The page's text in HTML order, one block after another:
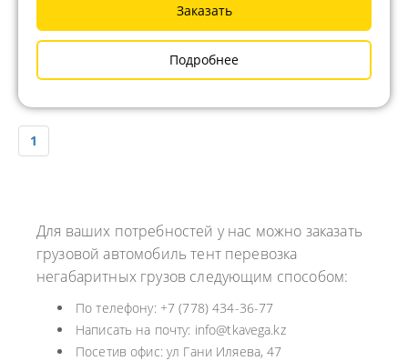
Заказать
Подробнее
1
Для ваших потребностей у нас можно заказать
грузовой автомобиль тент перевозка
негабаритных грузов следующим способом:
По телефону: +7 (778) 434-36-77
Написать на почту: info@tkavega.kz
Посетив офис: ул Гани Иляева, 47